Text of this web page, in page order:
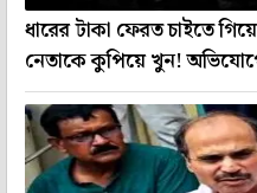
ধারের টাকা ফেরত চাইতে
নেতাকে কুপিয়ে খুন!